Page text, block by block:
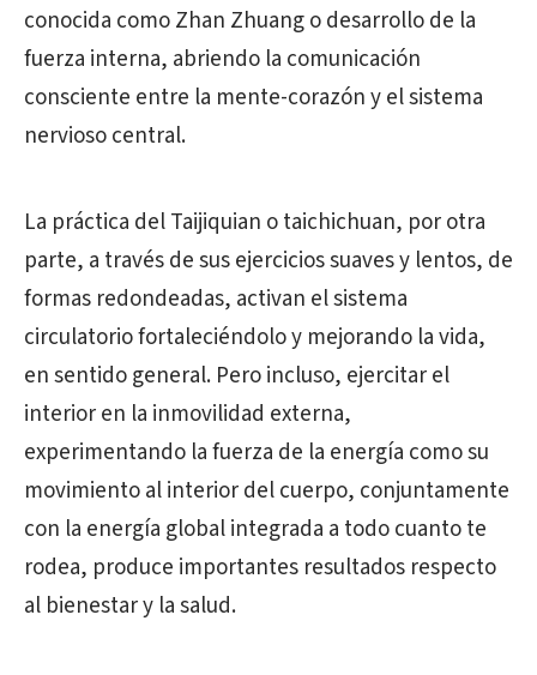
conocida como Zhan Zhuang o desarrollo de la
fuerza interna, abriendo la comunicación
consciente entre la mente-corazón y el sistema
nervioso central.
La práctica del Taijiquian o taichichuan, por otra
parte, a través de sus ejercicios suaves y lentos, de
formas redondeadas, activan el sistema
circulatorio fortaleciéndolo y mejorando la vida,
en sentido general. Pero incluso, ejercitar el
interior en la inmovilidad externa,
experimentando la fuerza de la energía como su
movimiento al interior del cuerpo, conjuntamente
con la energía global integrada a todo cuanto te
rodea, produce importantes resultados respecto
al bienestar y la salud.